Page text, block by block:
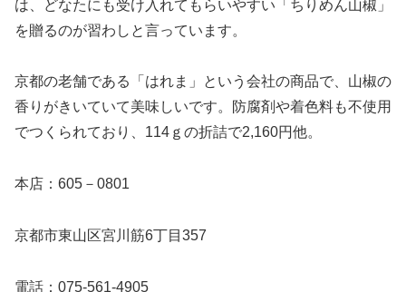
は、どなたにも受け入れてもらいやすい「ちりめん山椒」
を贈るのが習わしと言っています。
京都の老舗である「はれま」という会社の商品で、山椒の
香りがきいていて美味しいです。防腐剤や着色料も不使用
でつくられており、114ｇの折詰で2,160円他。
本店：605－0801
京都市東山区宮川筋6丁目357
電話：075-561-4905